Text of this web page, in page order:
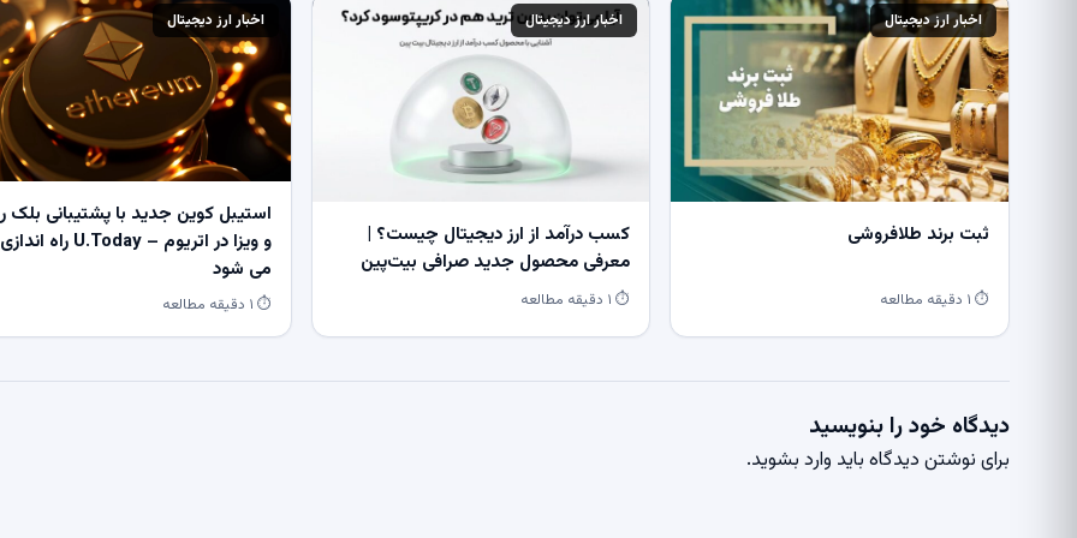
اخبار ارز دیجیتال
ثبت برند طلافروشی
⏱ ۱ دقیقه مطالعه
اخبار ارز دیجیتال
کسب درآمد از ارز دیجیتال چیست؟ |
معرفی محصول جدید صرافی بیت‌پین
⏱ ۱ دقیقه مطالعه
اخبار ارز دیجیتال
استیبل کوین جدید با پشتیبانی بلک
و ویزا در اتریوم – U.Today راه اندازی
می شود
⏱ ۱ دقیقه مطالعه
دیدگاه خود را بنویسید
برای نوشتن دیدگاه باید وارد بشوید.